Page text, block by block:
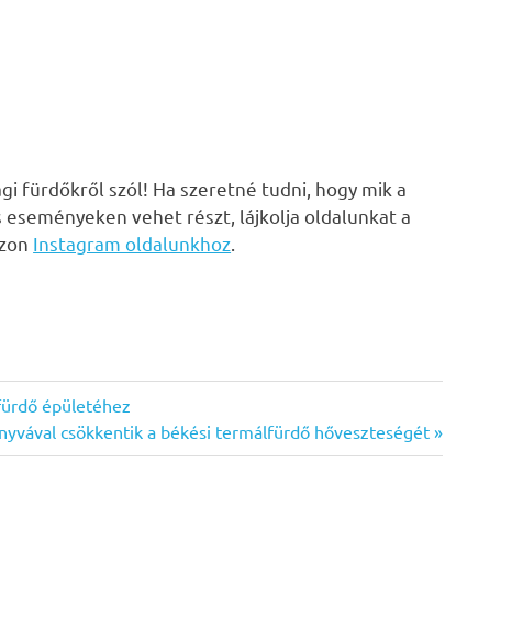
fürdőkről szól! Ha szeretné tudni, hogy mik a
vehet részt, lájkolja oldalunkat a
Instagram oldalunkhoz
épületéhez
csökkentik a békési termálfürdő hőveszteségét